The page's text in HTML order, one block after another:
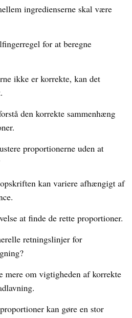
ingredienserne skal være
for at beregne
ikke er korrekte, kan det
den korrekte sammenhæng
proportionerne uden at
kan variere afhængigt af
at finde de rette proportioner.
retningslinjer for
mere om vigtigheden af korrekte
kan gøre en stor